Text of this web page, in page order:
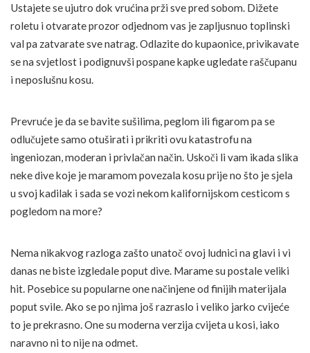
Ustajete se ujutro dok vrućina prži sve pred sobom. Dižete
roletu i otvarate prozor odjednom vas je zapljusnuo toplinski
val pa zatvarate sve natrag. Odlazite do kupaonice, privikavate
se na svjetlost i podignuvši pospane kapke ugledate raščupanu
i neposlušnu kosu.
Prevruće je da se bavite sušilima, peglom ili figarom pa se
odlučujete samo otuširati i prikriti ovu katastrofu na
ingeniozan, moderan i privlačan način. Uskoči li vam ikada slika
neke dive koje je maramom povezala kosu prije no što je sjela
u svoj kadilak i sada se vozi nekom kalifornijskom cesticom s
pogledom na more?
Nema nikakvog razloga zašto unatoč ovoj ludnici na glavi i vi
danas ne biste izgledale poput dive. Marame su postale veliki
hit. Posebice su popularne one načinjene od finijih materijala
poput svile. Ako se po njima još razraslo i veliko jarko cvijeće
to je prekrasno. One su moderna verzija cvijeta u kosi, iako
naravno ni to nije na odmet.